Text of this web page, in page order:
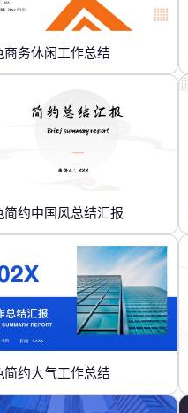
商务休闲工作总结
简约中国风总结汇报
简约大气工作总结